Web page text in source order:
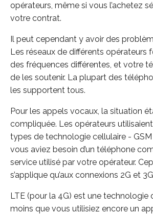
opérateurs, même si vous l’achetez
votre contrat.
Il peut cependant y avoir des
Les réseaux de différents opérateurs
des fréquences différentes, et votre
de les soutenir. La plupart des
les supportent tous.
Pour les appels vocaux, la situation
compliquée. Les opérateurs utilisaient
types de technologie cellulaire -
vous aviez besoin d’un téléphone
service utilisé par votre opérateur.
s’applique qu’aux connexions 2G et
LTE (pour la 4G) est une technologie
moins que vous utilisiez encore un